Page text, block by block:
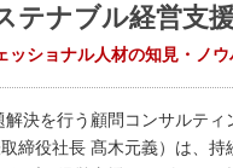
テナブル経営支
ッショナル人材の知見・ノ
決を行う顧問コンサルテ
締役社長 髙木元義）は、